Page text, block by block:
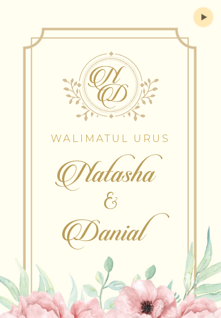
WALIMATUL URUS
Natasha
&
Danial